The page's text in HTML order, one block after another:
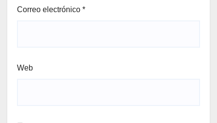
Correo electrónico *
Web